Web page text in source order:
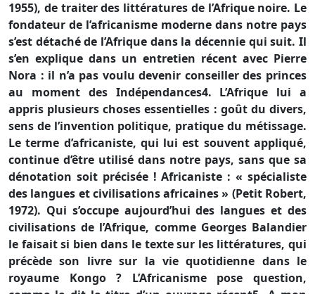
1955), de traiter des littératures de l’Afrique noire. Le
fondateur de l’africanisme moderne dans notre pays
s’est détaché de l’Afrique dans la décennie qui suit. Il
s’en explique dans un entretien récent avec Pierre
Nora : il n’a pas voulu devenir conseiller des princes
au moment des Indépendances4. L’Afrique lui a
appris plusieurs choses essentielles : goût du divers,
sens de l’invention politique, pratique du métissage.
Le terme d’africaniste, qui lui est souvent appliqué,
continue d’être utilisé dans notre pays, sans que sa
dénotation soit précisée ! Africaniste : « spécialiste
des langues et civilisations africaines » (Petit Robert,
1972). Qui s’occupe aujourd’hui des langues et des
civilisations de l’Afrique, comme Georges Balandier
le faisait si bien dans le texte sur les littératures, qui
précède son livre sur la vie quotidienne dans le
royaume Kongo ? L’Africanisme pose question,